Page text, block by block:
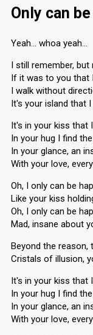
Only can
Yeah... whoa yeah...
I still remember,
If it was to you that
I walk without
It's your island that
It's in your kiss that
In your hug I find
In your glance, an
With your love,
Oh, I only can be
Like your kiss
Oh, I only can be
Mad, insane about
Beyond the reason,
Cristals of illusion,
It's in your kiss that
In your hug I find
In your glance, an
With your love,